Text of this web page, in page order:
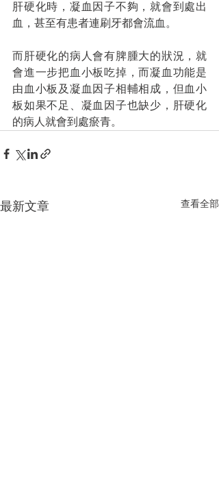
肝硬化時，凝血因子不夠，就會到處出
血，甚至有患者連刷牙都會流血。
而肝硬化的病人會有脾腫大的狀況，就
會進一步把血小板吃掉，而凝血功能是
由血小板及凝血因子相輔相成，但血小
板如果不足、凝血因子也缺少，肝硬化
的病人就會到處瘀青。
最新文章 查看全部